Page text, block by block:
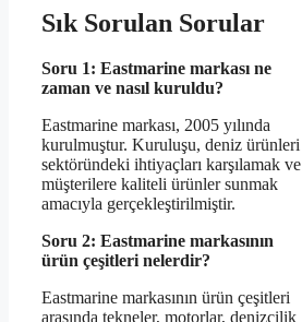
Sık Sorulan Sorular
Soru 1: Eastmarine markası ne
zaman ve nasıl kuruldu?
Eastmarine markası, 2005 yılında
kurulmuştur. Kuruluşu, deniz ürünleri
sektöründeki ihtiyaçları karşılamak ve
müşterilere kaliteli ürünler sunmak
amacıyla gerçekleştirilmiştir.
Soru 2: Eastmarine markasının
ürün çeşitleri nelerdir?
Eastmarine markasının ürün çeşitleri
arasında tekneler, motorlar, denizcilik